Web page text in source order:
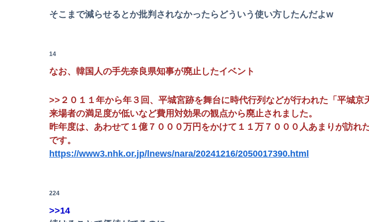
【画像】日焼け口リの締まったお尻っていいよね！ｗｗｗｗｗ
【動画】役満ボディ・岡田紗佳(32)、渾身のあたシコダンスwwwwwww
IカップAV女優さん(24)👙さらに増量してIカップになる
【悲報】韓国人「え待って、何で日本の避難所って10年前と同レベルなの(ドン引き
そこまで減らせるとか批判されなかったらどういう使い方したんだよw
14
なお、韓国人の手先奈良県知事が廃止したイベント
>>２０１１年から年３回、平城宮跡を舞台に時代行列などが行われた「平城京
来場者の満足度が低いなど費用対効果の観点から廃止されました。
昨年度は、あわせて１億７０００万円をかけて１１万７０００人あまりが訪れ
です。
https://www3.nhk.or.jp/lnews/nara/20241216/2050017390.html
224
>>14